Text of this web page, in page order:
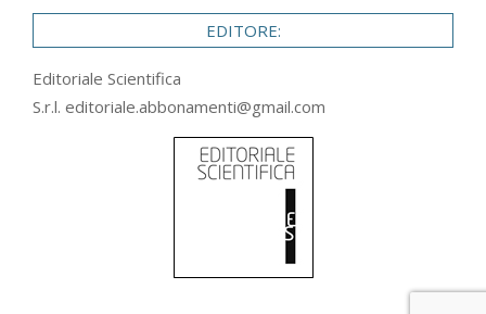
EDITORE:
Editoriale Scientifica
S.r.l. editoriale.abbonamenti@gmail.com